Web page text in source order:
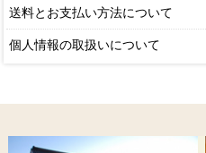
送料とお支払い方法について
個人情報の取扱いについて